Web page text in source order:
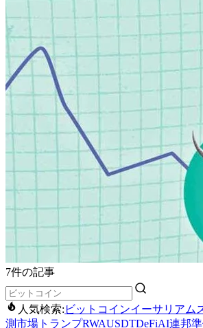
7件の記事
人気検索: ビットコインイーサリアム
測市場 トランプRWAUSDTDeFiAI連邦